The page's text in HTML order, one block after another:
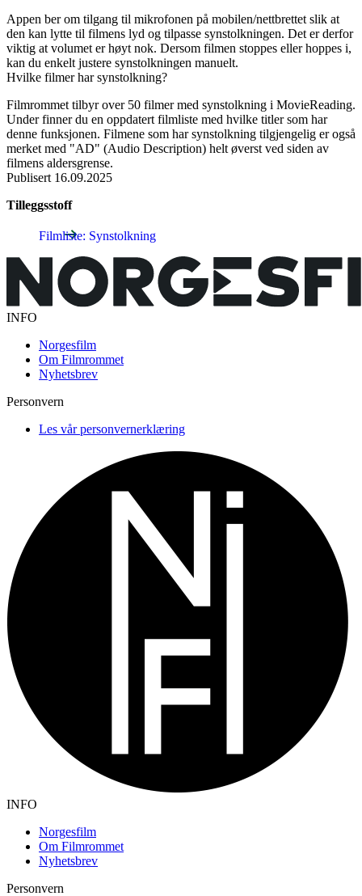
Appen ber om tilgang til mikrofonen på mobilen/nettbrettet slik at
den kan lytte til filmens lyd og tilpasse synstolkningen. Det er derfor
viktig at volumet er høyt nok. Dersom filmen stoppes eller hoppes i,
kan du enkelt justere synstolkningen manuelt.
Hvilke filmer har synstolkning?
Filmrommet tilbyr over 50 filmer med synstolkning i MovieReading.
Under finner du en oppdatert filmliste med hvilke titler som har
denne funksjonen. Filmene som har synstolkning tilgjengelig er også
merket med "AD" (Audio Description) helt øverst ved siden av
filmens aldersgrense.
Publisert 16.09.2025
Tilleggsstoff
Filmliste: Synstolkning
INFO
Norgesfilm
Om Filmrommet
Nyhetsbrev
Personvern
Les vår personvernerklæring
INFO
Norgesfilm
Om Filmrommet
Nyhetsbrev
Personvern